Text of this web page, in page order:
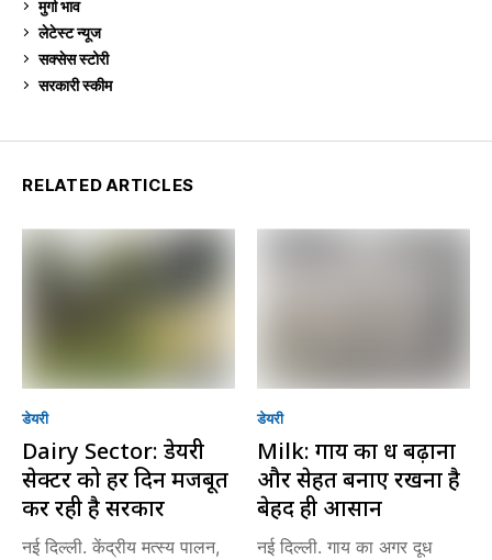
मुर्गा भाव
लेटेस्ट न्यूज
सक्सेस स्टो‍री
सरकारी स्की‍म
RELATED ARTICLES
डेयरी
Dairy Sector: डेयरी
सेक्टर को हर दिन मजबूत
कर रही है सरकार
नई दिल्ली. केंद्रीय मत्स्य पालन,
डेयरी
Milk: गाय का दूध बढ़ाना
और सेहत बनाए रखना है
बेहद ही आसान
नई दिल्ली. गाय का अगर दूध